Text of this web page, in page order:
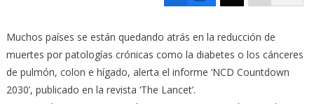
Muchos países se están quedando atrás en la reducción de
muertes por patologías crónicas como la diabetes o los cánceres
de pulmón, colon e hígado, alerta el informe ‘NCD Countdown
2030’, publicado en la revista ‘The Lancet’.